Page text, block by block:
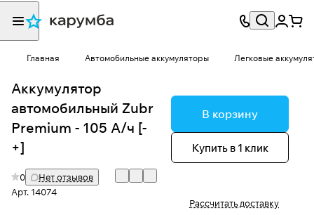
Главная Автомобильные аккумуляторы Легковые
Аккумулятор
автомобильный Zubr
Premium - 105 А/ч [-
+]
0
Нет отзывов
Арт. 14074
В корзину
Купить в 1 клик
Рассчитать доставку